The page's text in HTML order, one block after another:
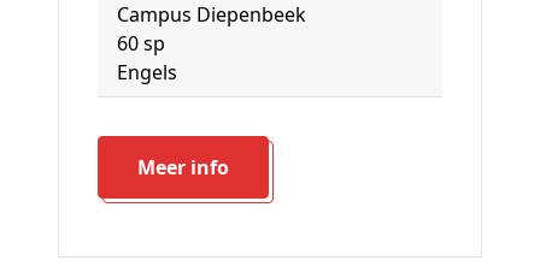
Campus Diepenbeek
60 sp
Engels
Meer info